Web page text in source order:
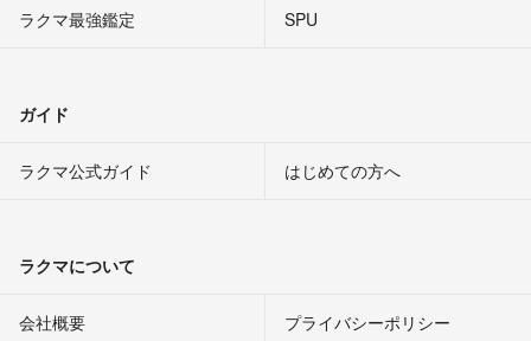
ラクマ最強鑑定
SPU
ガイド
ラクマ公式ガイド はじめての方へ
ラクマについて
会社概要 プライバシーポリシー